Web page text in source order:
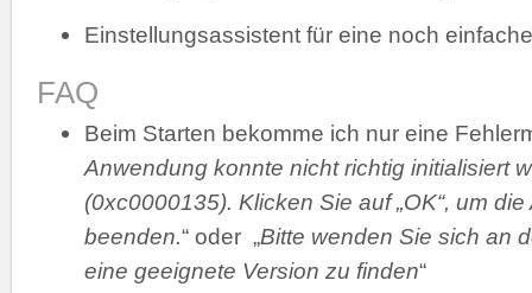
Einstellungsassistent für eine noch
FAQ
Beim Starten bekomme ich nur eine
Anwendung konnte nicht richtig initialisiert
(0xc0000135). Klicken Sie auf „OK“, um
beenden.“ oder „Bitte wenden Sie sich an
eine geeignete Version zu finden“